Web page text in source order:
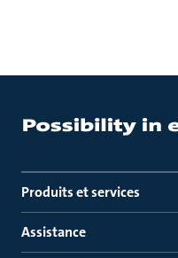
Produits et services
Assistance